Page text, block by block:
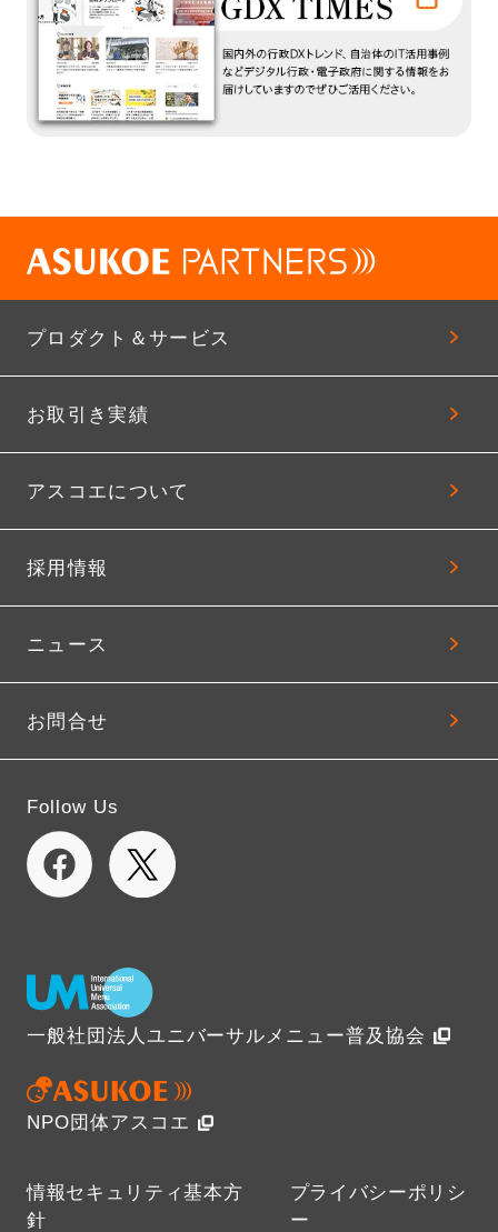
プロダクト＆サービス
お取引き実績
アスコエについて
採用情報
ニュース
お問合せ
Follow Us
一般社団法人ユニバーサルメニュー普及協会
NPO団体アスコエ
情報セキュリティ基本方
針
プライバシーポリシ
ー